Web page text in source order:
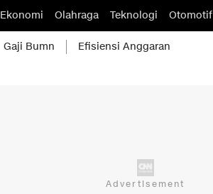
Ekonomi Olahraga Teknologi Otomotif
Gaji Bumn Efisiensi Anggaran